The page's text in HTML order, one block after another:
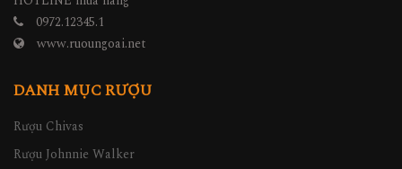
0972.12345.1
www.ruoungoai.net
DANH MỤC RƯỢU
Rượu Chivas
Rượu Johnnie Walker